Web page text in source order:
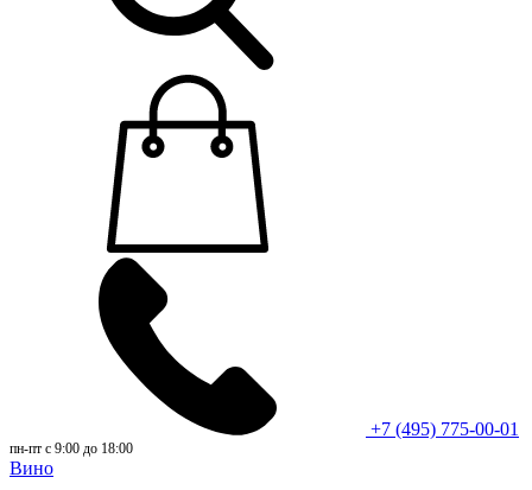
+7 (495) 775-00-01
пн-пт с 9:00 до 18:00
Вино